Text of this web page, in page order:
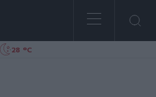
28 °C